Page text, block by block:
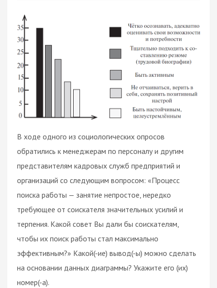
В ходе одного из социологических опросов
обратились к менеджерам по персоналу и другим
представителям кадровых служб предприятий и
организаций со следующим вопросом: «Процесс
поиска работы — занятие непростое, нередко
требующее от соискателя значительных усилий и
терпения. Какой совет Вы дали бы соискателям,
чтобы их поиск работы стал максимально
эффективным?» Какой(-ие) вывод(-ы) можно сделать
на основании данных диаграммы? Укажите его (их)
номер(-а).